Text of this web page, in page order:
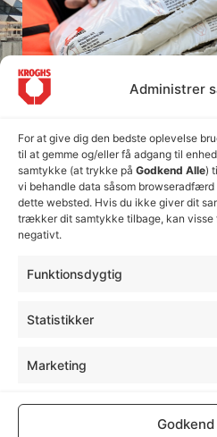
Administrer
For at give dig den bedste oplevelse
til at gemme og/eller få adgang til
samtykke (at trykke på Godkend Alle)
vi behandle data såsom
dette websted. Hvis du ikke giver dit
trækker dit samtykke tilbage, kan
negativt.
Funktionsdygtig
Statistikker
Marketing
Sand og grus
Se vores afdelinger her
Klim Strandvej 284, 9690
+45 98 22 52 00